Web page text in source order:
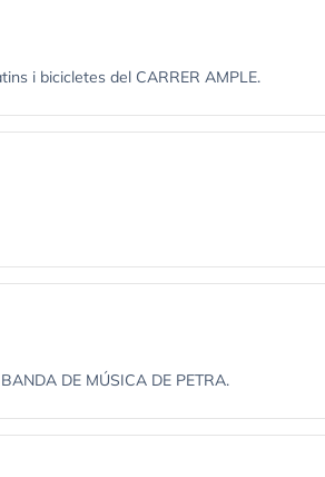
i bicicletes del CARRER AMPLE.
DE MÚSICA DE PETRA.